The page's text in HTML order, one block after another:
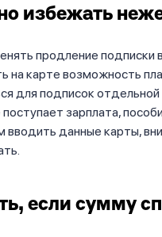
избежать
продление подписки
на карте возможность
для подписок
зарплата,
данные карты,
если сумму